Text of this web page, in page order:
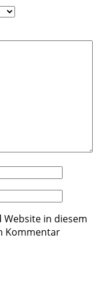
Website in diesem
Kommentar